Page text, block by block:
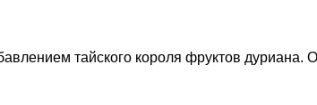
тайского короля фруктов дуриана.